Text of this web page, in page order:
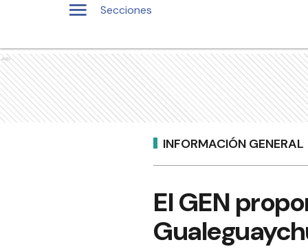
Secciones
Ads
INFORMACIÓN GENERAL
El GEN